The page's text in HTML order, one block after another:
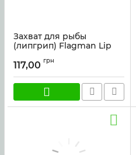
Захват для рыбы
(липгрип) Flagman Lip
Артикул: 51514
117,00 грн